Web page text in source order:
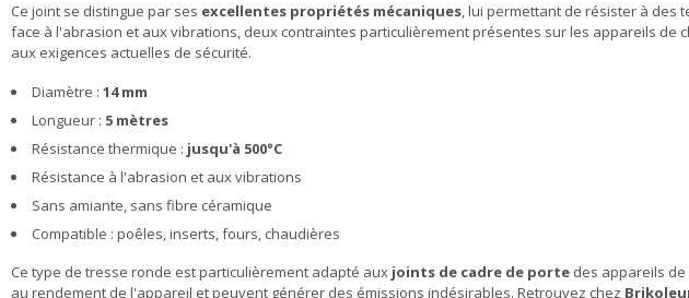
Ce joint se distingue par ses excellentes propriétés mécaniques, lui permettant de résister à des
face à l'abrasion et aux vibrations, deux contraintes particulièrement présentes sur les appareils de
aux exigences actuelles de sécurité.
Diamètre : 14 mm
Longueur : 5 mètres
Résistance thermique : jusqu'à 500°C
Résistance à l'abrasion et aux vibrations
Sans amiante, sans fibre céramique
Compatible : poêles, inserts, fours, chaudières
Ce type de tresse ronde est particulièrement adapté aux joints de cadre de porte des appareils
au rendement de l'appareil et peuvent générer des émissions indésirables. Retrouvez chez